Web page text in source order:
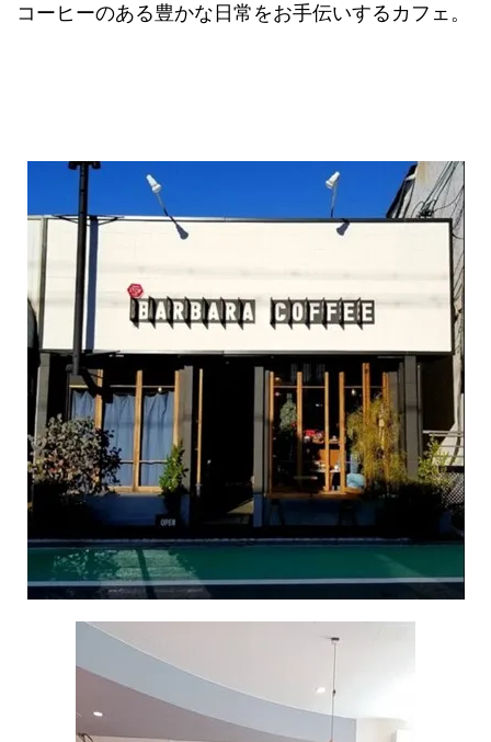
コーヒーのある豊かな日常をお手伝いするカフェ。